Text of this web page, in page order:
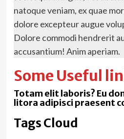
natoque veniam, ex quae
dolore excepteur augue
Dolore commodi hendrerit
accusantium! Anim aperiam.
Some Useful
Totam elit laboris? Eu
litora adipisci praesent
Tags Cloud